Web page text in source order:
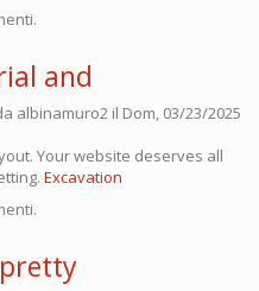
and
albinamuro2 il Dom, 03/23/2025
Your website deserves all
Excavation